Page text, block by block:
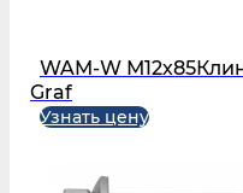
WAM-W
Graf
Узнать цену